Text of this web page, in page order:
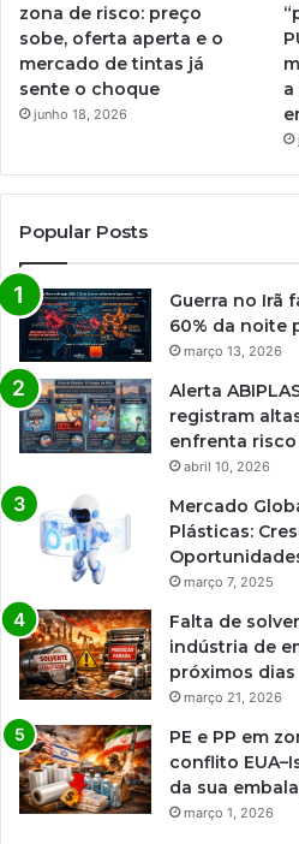
zona de risco: preço
sobe, oferta aperta e o
mercado de tintas já
sente o choque
junho 18, 2026
Popular Posts
Guerra no Irã
60% da noite
março 13, 2026
Alerta
registram
enfrenta
abril 10, 2026
Mercado
Plásticas:
março 7, 2025
Falta de
indústria de
próximos dias
março 21, 2026
PE e PP em
conflito
da sua
março 1, 2026